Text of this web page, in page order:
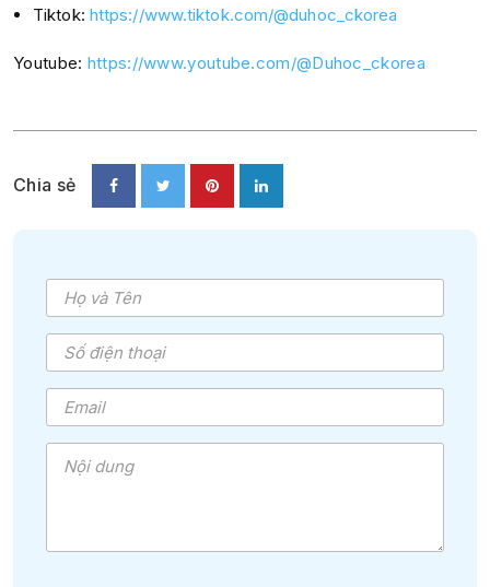
Tiktok: https://www.tiktok.com/@duhoc_ckorea
Youtube: https://www.youtube.com/@Duhoc_ckorea
Chia sẻ